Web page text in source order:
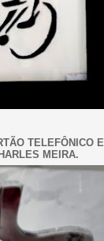
TELEFÔNICO E
MEIRA.